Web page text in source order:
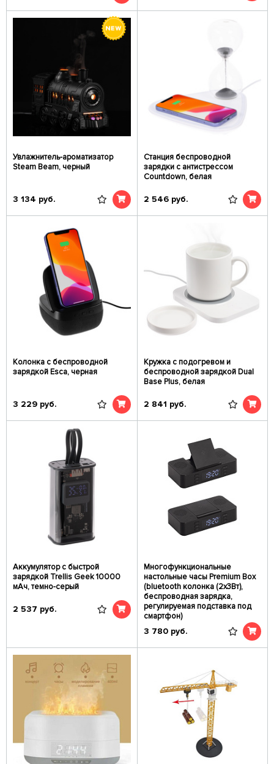
Увлажнитель-ароматизатор
Steam Beam, черный
3 134 руб.
Станция беспроводной
зарядки с антистрессом
Countdown, белая
2 546 руб.
Колонка c беспроводной
зарядкой Esca, черная
3 229 руб.
Кружка с подогревом и
беспроводной зарядкой Dual
Base Plus, белая
2 841 руб.
Аккумулятор c быстрой
зарядкой Trellis Geek 10000
мАч, темно-серый
2 537 руб.
Многофункциональные
настольные часы Premium Box
(bluetooth колонка (2x3Вт),
беспроводная зарядка,
регулируемая подставка под
смартфон)
3 780 руб.